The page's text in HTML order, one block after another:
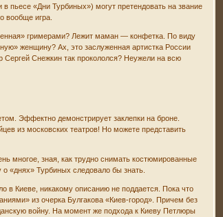
пьесе «Дни Турбиных») могут претендовать на звание
вообще игра.
гримерами? Лежит маман — конфетка. По виду
женщину? Ах, это заслуженная артистка России
Снежкин так прокололся? Неужели на всю
Эффектно демонстрирует заклепки на броне.
из московских театров! Но можете представить
многое, зная, как трудно снимать костюмированные
«днях» Турбиных следовало бы знать.
в Киеве, никакому описанию не поддается. Пока что
из очерка Булгакова «Киев-город». Причем без
войну. На момент же подхода к Киеву Петлюры